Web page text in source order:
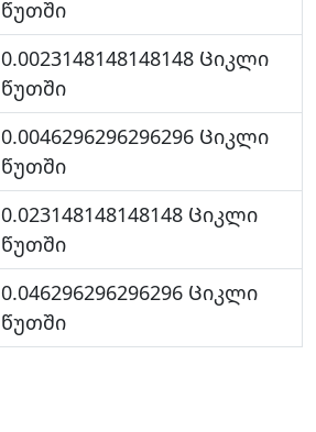
წუთში
0.0023148148148148 Ციკლი
წუთში
0.0046296296296296 Ციკლი
წუთში
0.023148148148148 Ციკლი
წუთში
0.046296296296296 Ციკლი
წუთში